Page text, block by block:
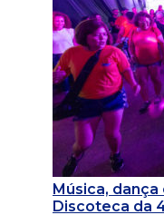
Música,
Discoteca da